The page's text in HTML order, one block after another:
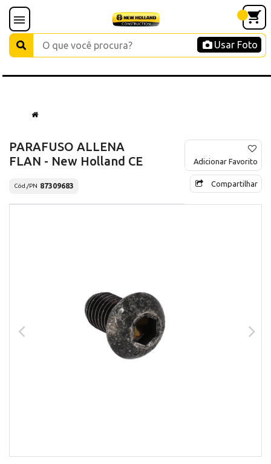
Usar Foto
PARAFUSO ALLENA
FLAN - New Holland CE
Cód./PN 87309683
Adicionar Favorito
Compartilhar